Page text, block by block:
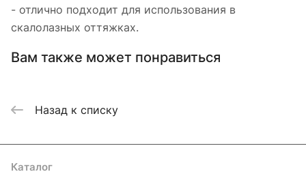
- отлично подходит для использования в
скалолазных оттяжках.
Вам также может понравиться
Назад к списку
Каталог